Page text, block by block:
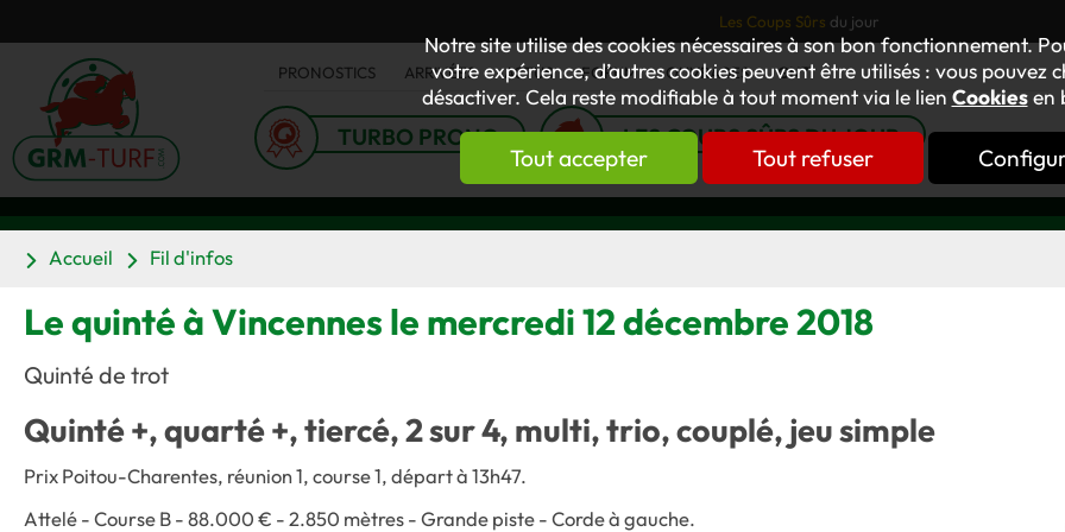
Notre site utilise des cookies nécessaires à son bon fonctionnement.
votre expérience, d’autres cookies peuvent être utilisés : vous pouvez
désactiver. Cela reste modifiable à tout moment via le lien Cookiesen
Tout accepter Tout refuser
Les Coups Sûrs du jour
PRONOSTICS ARRIVÉES ACTUS FORUM OUVRAGES GNT
TURBO PRONO LES COUPS SÛRS DU JOUR
Accueil Fil d'infos
Le quinté à Vincennes le mercredi 12 décembre 2018
Quinté de trot
Quinté +, quarté +, tiercé, 2 sur 4, multi, trio, couplé, jeu simple
Prix Poitou-Charentes, réunion 1, course 1, départ à 13h47.
Attelé - Course B - 88.000 € - 2.850 mètres - Grande piste - Corde à gauche.